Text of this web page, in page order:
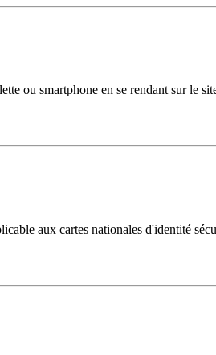
ou smartphone en se rendant sur le
aux cartes nationales d'identité